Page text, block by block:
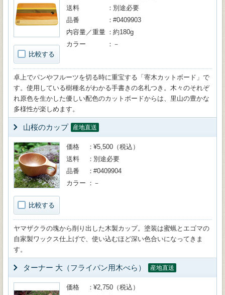
比較する
送料
別途必要
品番
#0409903
内容量／重量
約180g
カラー
－
卓上でパンやフルーツを切る時に重宝する「寄木カットボード」で
す。使用している樹種名がわかる手書きの名札つき。木々のそれぞ
れ原色を生かした優しい配色のカットボードからは、里山の豊かな
多様性が楽しめます。
山桜のカップ 産地直送
比較する
価格
¥5,500（税込）
送料
別途必要
品番
#0409904
カラー
－
ヤマザクラの塊から削り出した木製カップ。塗装は蜜蝋とエゴマの
自家製ワックス仕上げで、使い込むほど深い色合いになってきま
す。
ターナー 大（フライパン用木べら） 産地直送
価格
¥2,750（税込）